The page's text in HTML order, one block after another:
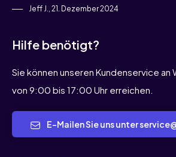
Jeff J., 21. Dezember 2024
Hilfe benötigt?
Sie können unseren Kundenservice an
von 9:00 bis 17:00 Uhr erreichen.
E-Mailen Sie uns unter